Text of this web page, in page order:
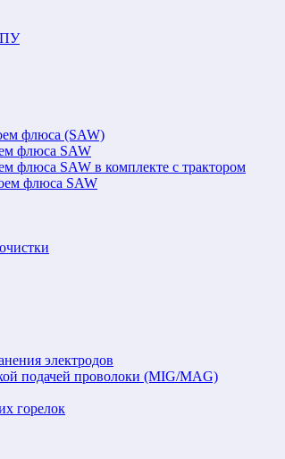
флюса (SAW)
флюса SAW
флюса SAW в комплекте с трактором
флюса SAW
электродов
подачей проволоки (MIG/MAG)
горелок